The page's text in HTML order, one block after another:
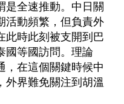
是全速推動。中日關
活動頻繁，但負責外
此時此刻被支開到巴
國等國訪問。理論
，在這個關鍵時候中
外界難免關注到胡溫